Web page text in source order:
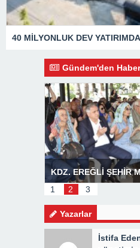
40 MİLYONLUK DEV
Gündem'den
KDZ. EREĞLİ ŞEHİR
MEVLİD PROGRAMI
1
2 3
Yazarlar
İstifa